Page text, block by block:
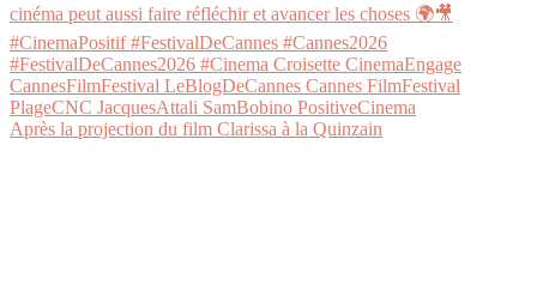
Après la projection du film Clarissa à la Quinzain